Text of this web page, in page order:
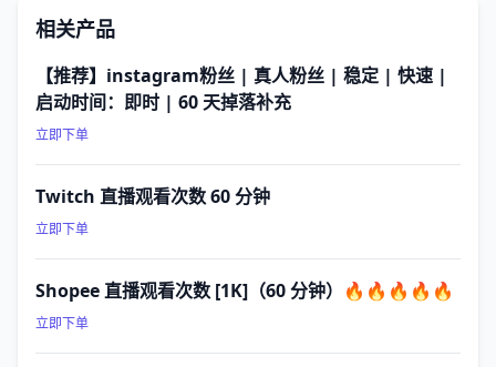
相关产品
【推荐】instagram粉丝 | 真人粉丝 | 稳定 | 快速 |
启动时间：即时 | 60 天掉落补充
立即下单
Twitch 直播观看次数 60 分钟
立即下单
Shopee 直播观看次数 [1K]（60 分钟）🔥🔥🔥🔥🔥
立即下单